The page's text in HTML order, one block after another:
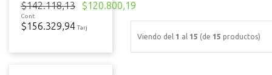
$142.118,13 $120.800,19
Cont
$156.329,94 Tarj
Viendo del 1 al 15 (de 15 productos)